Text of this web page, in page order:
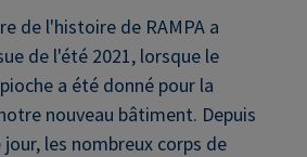
de l'histoire de RAMPA a
de l'été 2021, lorsque le
a été donné pour la
nouveau bâtiment. Depuis
les nombreux corps de